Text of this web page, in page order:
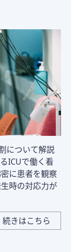
について解説
ICUで働く看
に患者を観察
時の対応力が
続きはこちら